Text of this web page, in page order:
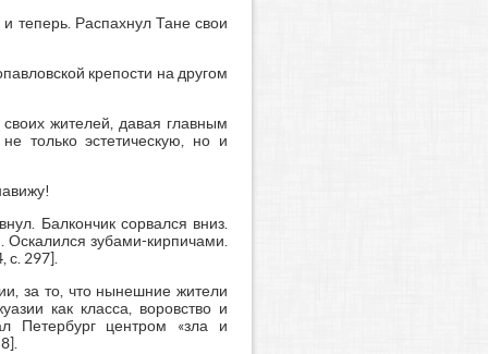
теперь. Распахнул Тане свои
крепости на другом
жителей, давая главным
только эстетическую, но и
Балкончик сорвался вниз.
Оскалился зубами-кирпичами.
297].
за то, что нынешние жители
как класса, воровство и
Петербург центром «зла и